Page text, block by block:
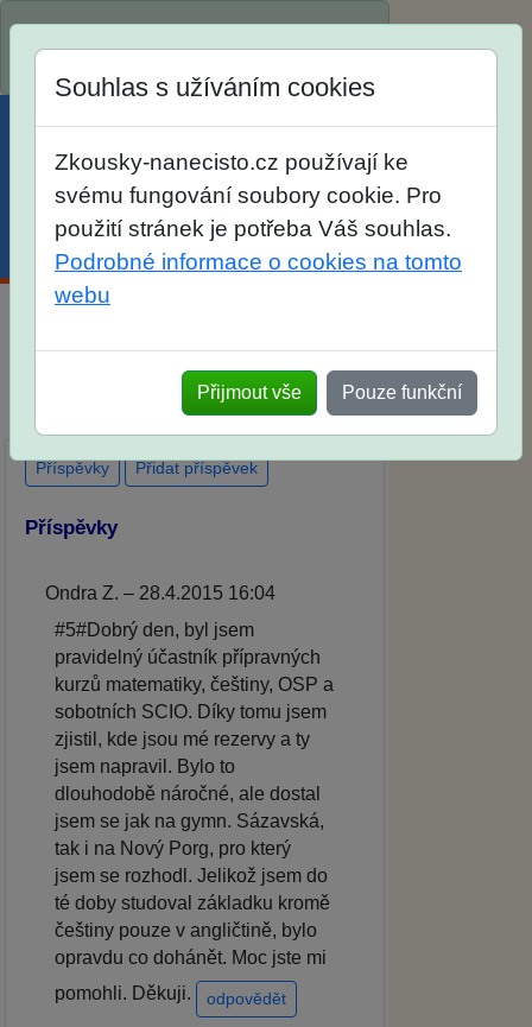
SŠ? Vaše ohlasy po skutečných
přijímacích zkouškách
Souhlas s užíváním cookies
Zkousky-nanecisto.cz používají ke
svému fungování soubory cookie. Pro
použití stránek je potřeba Váš souhlas.
Podrobné informace o cookies na tomto
webu
Přijmout vše Pouze funkční
Příspěvky Přidat příspěvek
Příspěvky
Ondra Z. – 28.4.2015 16:04
#5#Dobrý den, byl jsem
pravidelný účastník přípravných
kurzů matematiky, češtiny, OSP a
sobotních SCIO. Díky tomu jsem
zjistil, kde jsou mé rezervy a ty
jsem napravil. Bylo to
dlouhodobě náročné, ale dostal
jsem se jak na gymn. Sázavská,
tak i na Nový Porg, pro který
jsem se rozhodl. Jelikož jsem do
té doby studoval základku kromě
češtiny pouze v angličtině, bylo
opravdu co dohánět. Moc jste mi
pomohli. Děkuji.
odpovědět